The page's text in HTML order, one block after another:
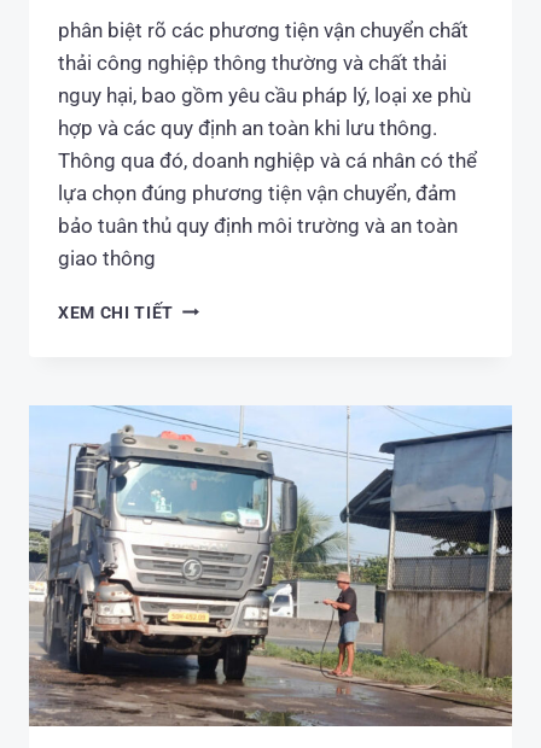
phân biệt rõ các phương tiện vận chuyển chất
thải công nghiệp thông thường và chất thải
nguy hại, bao gồm yêu cầu pháp lý, loại xe phù
hợp và các quy định an toàn khi lưu thông.
Thông qua đó, doanh nghiệp và cá nhân có thể
lựa chọn đúng phương tiện vận chuyển, đảm
bảo tuân thủ quy định môi trường và an toàn
giao thông
XEM CHI TIẾT PHÂN
CHUYỂN
CHẤT
THẢI
CÔNG
NGHIỆP
VÀ
CHẤT
THẢI
NGUY
HẠI
–
DOANH
NGHIỆP